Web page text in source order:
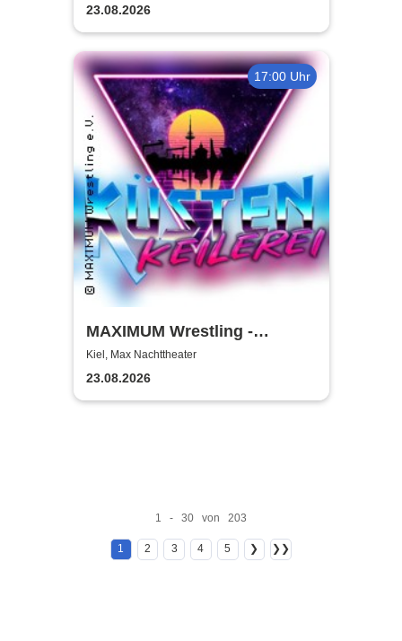
Kiel
23.08.2026
17:00 Uhr
MAXIMUM Wrestling -
Küstenkeilerei '26
Kiel, Max Nachttheater
23.08.2026
1 - 30 von 203
1 2 3 4 5 ❯ ❯❯